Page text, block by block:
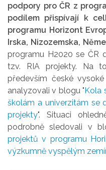
podpory pro ČR z
podílem přispívají k
programu Horizont
Irska, Nizozemska,
programu H2020 se ČR
tzv. RIA projekty. Na
především české
analyzovali v blogu "Kola
školám a univerzitám se
projekty". Situaci
podrobně sledovali v
projektů v programu
výzkumně vyspělým